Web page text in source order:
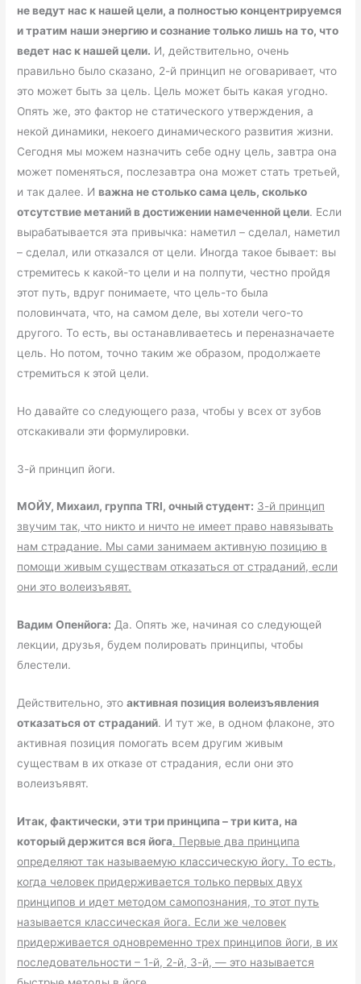
не ведут нас к нашей цели, а полностью концентрируемся
и тратим наши энергию и сознание только лишь на то, что
ведет нас к нашей цели. И, действительно, очень
правильно было сказано, 2-й принцип не оговаривает, что
это может быть за цель. Цель может быть какая угодно.
Опять же, это фактор не статического утверждения, а
некой динамики, некоего динамического развития жизни.
Сегодня мы можем назначить себе одну цель, завтра она
может поменяться, послезавтра она может стать третьей,
и так далее. И важна не столько сама цель, сколько
отсутствие метаний в достижении намеченной цели. Если
вырабатывается эта привычка: наметил – сделал, наметил
– сделал, или отказался от цели. Иногда такое бывает: вы
стремитесь к какой-то цели и на полпути, честно пройдя
этот путь, вдруг понимаете, что цель-то была
половинчата, что, на самом деле, вы хотели чего-то
другого. То есть, вы останавливаетесь и переназначаете
цель. Но потом, точно таким же образом, продолжаете
стремиться к этой цели.
Но давайте со следующего раза, чтобы у всех от зубов
отскакивали эти формулировки.
3-й принцип йоги.
МОЙУ, Михаил, группаTRI, очный студент: 3-й принцип
звучим так, что никто и ничто не имеет право навязывать
нам страдание. Мы сами занимаем активную позицию в
помощи живым существам отказаться от страданий, если
они это волеизъявят.
Вадим Опенйога: Да. Опять же, начиная со следующей
лекции, друзья, будем полировать принципы, чтобы
блестели.
Действительно, этоактивная позиция волеизъявления
отказаться от страданий. И тут же, в одном флаконе, это
активная позиция помогать всем другим живым
существам в их отказе от страдания, если они это
волеизъявят.
Итак, фактически, эти три принципа – три кита, на
который держится вся йога. Первые два принципа
определяют так называемую классическую йогу. То есть,
когда человек придерживается только первых двух
принципов и идет методом самопознания, то этот путь
называется классическая йога. Если же человек
придерживается одновременно трех принципов йоги, в их
последовательности – 1-й, 2-й, 3-й, — это называется